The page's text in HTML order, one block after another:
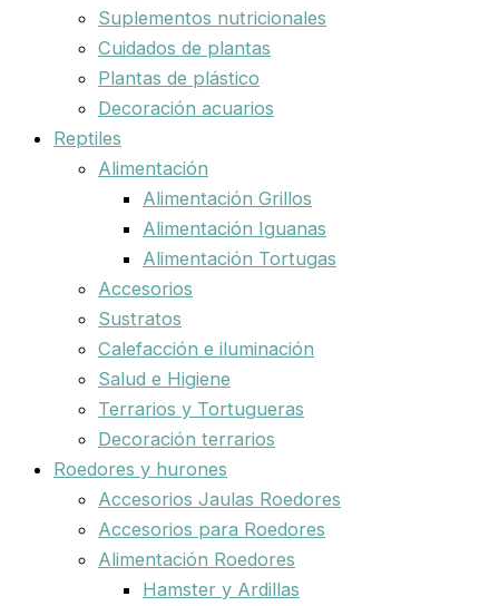
Suplementos nutricionales
Cuidados de plantas
Plantas de plástico
Decoración acuarios
Reptiles
Alimentación
Alimentación Grillos
Alimentación Iguanas
Alimentación Tortugas
Accesorios
Sustratos
Calefacción e iluminación
Salud e Higiene
Terrarios y Tortugueras
Decoración terrarios
Roedores y hurones
Accesorios Jaulas Roedores
Accesorios para Roedores
Alimentación Roedores
Hamster y Ardillas